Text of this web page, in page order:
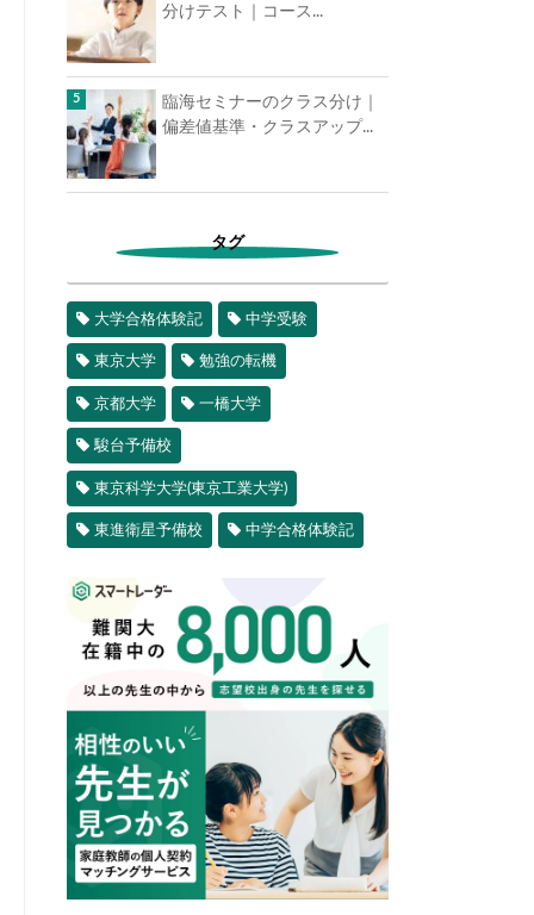
分けテスト｜コース...
臨海セミナーのクラス分け｜
偏差値基準・クラスアップ...
タグ
大学合格体験記 中学受験
東京大学 勉強の転機
京都大学 一橋大学
駿台予備校
東京科学大学(東京工業大学)
東進衛星予備校 中学合格体験記